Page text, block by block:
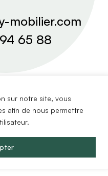
sur notre site, vous
afin de nous permettre
mobilier.com
65 88
Mobilier.